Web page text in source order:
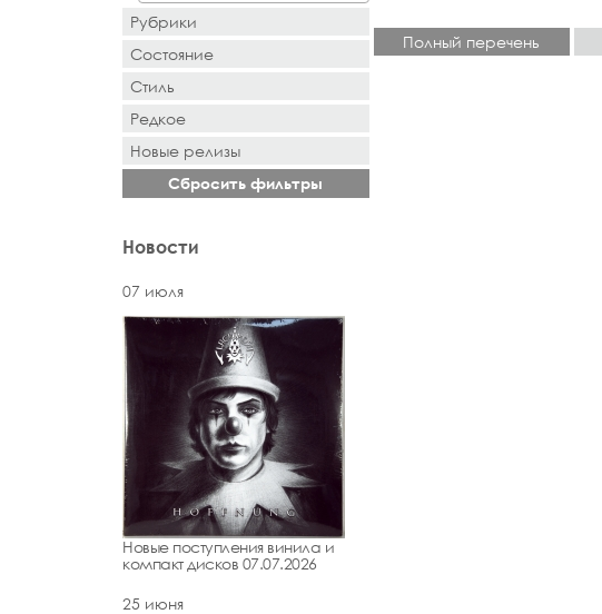
Рубрики
Состояние
Стиль
Редкое
Новыe рeлизы
Сбросить фильтры
Новости
07 июля
Новые поступления винила и
компакт дисков 07.07.2026
25 июня
Полный перечень